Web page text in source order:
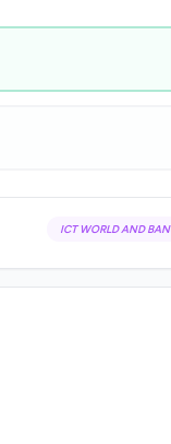
ICT WORLD AND